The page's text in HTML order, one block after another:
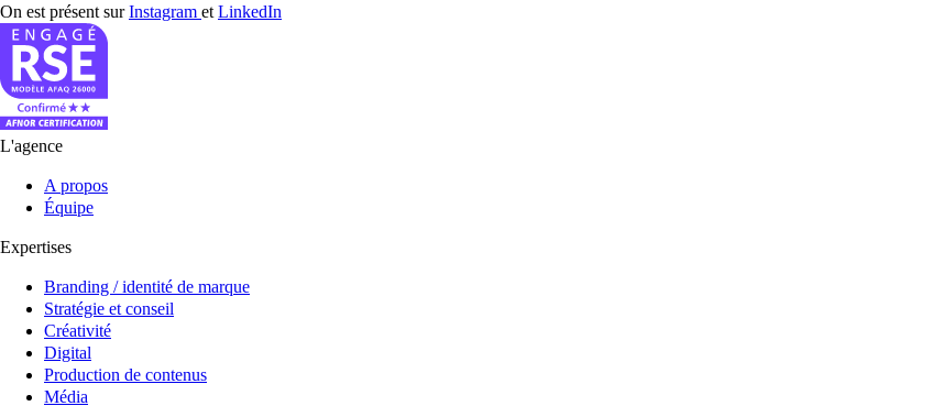
On est présent surInstagram et LinkedIn
L'agence
A propos
Équipe
Expertises
Branding / identité de marque
Stratégie et conseil
Créativité
Digital
Production de contenus
Média